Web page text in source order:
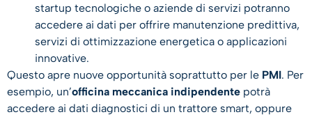
startup tecnologiche o aziende di servizi potranno
accedere ai dati per offrire manutenzione predittiva,
servizi di ottimizzazione energetica o applicazioni
innovative.
Questo apre nuove opportunità soprattutto per le PMI. Per
esempio, un’officina meccanica indipendente potrà
accedere ai dati diagnostici di un trattore smart, oppure